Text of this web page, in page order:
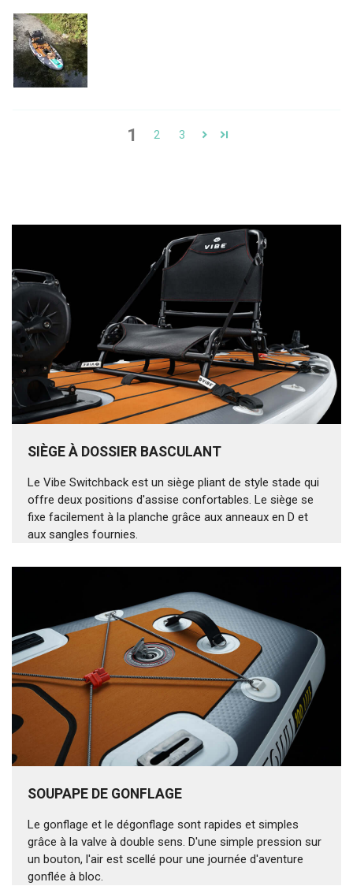
1 2 3
SIÈGE À DOSSIER BASCULANT
Le Vibe Switchback est un siège pliant de style stade qui
offre deux positions d'assise confortables. Le siège se
fixe facilement à la planche grâce aux anneaux en D et
aux sangles fournies.
SOUPAPE DE GONFLAGE
Le gonflage et le dégonflage sont rapides et simples
grâce à la valve à double sens. D'une simple pression sur
un bouton, l'air est scellé pour une journée d'aventure
gonflée à bloc.